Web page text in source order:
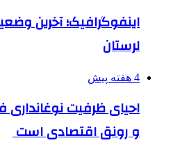
اینفوگرافیک؛ آخرین
لرستان
4 هفته پیش
احیای ظرفیت نوغانداری
و رونق اقتصادی است